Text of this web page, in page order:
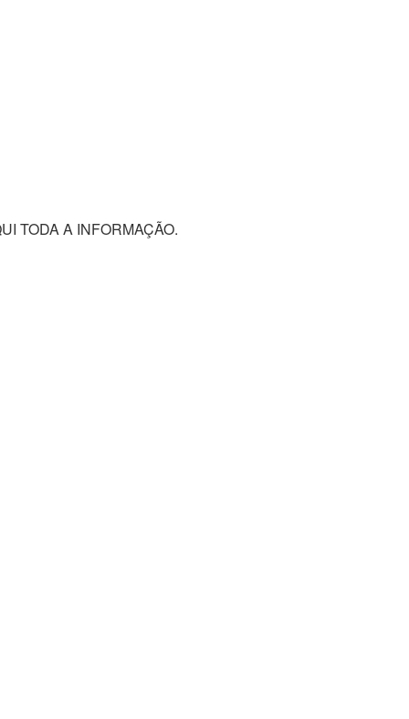
TODA A INFORMAÇÃO.